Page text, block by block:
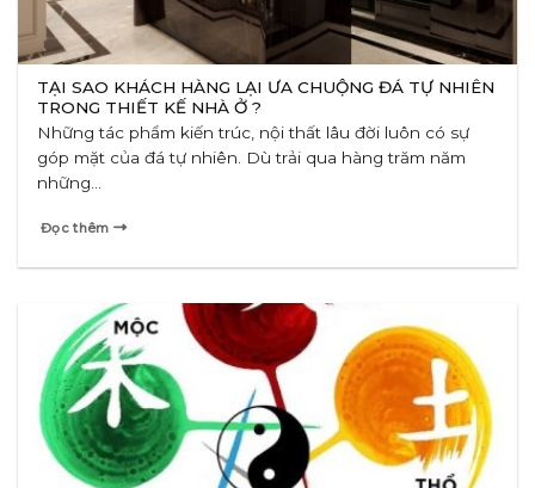
TẠI SAO KHÁCH HÀNG LẠI ƯA CHUỘNG ĐÁ TỰ NHIÊN
TRONG THIẾT KẾ NHÀ Ở ?
Những tác phẩm kiến trúc, nội thất lâu đời luôn có sự
góp mặt của đá tự nhiên. Dù trải qua hàng trăm năm
những...
Đọc thêm